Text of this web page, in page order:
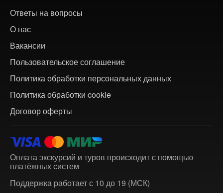
Ответы на вопросы
О нас
Вакансии
Пользовательское соглашение
Политика обработки персональных данных
Политика обработки cookie
Договор оферты
Оплата экскурсий и туров происходит с помощью
платёжных систем
Поддержка работает с 10 до 19 (МСК)